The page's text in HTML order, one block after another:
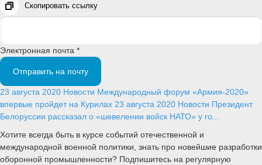
Скопировать ссылку
Электронная почта *
Отправить на почту
23 августа 2020 Новости Международный форум «Армия-2020»
впервые пройдет на Курилах 23 августа 2020 Новости Президент
Белоруссии рассказал о «шевелении войск НАТО» у го...
Хотите всегда быть в курсе событий отечественной и
международной военной политики, знать про новейшие разработки
оборонной промышленности? Подпишитесь на регулярную